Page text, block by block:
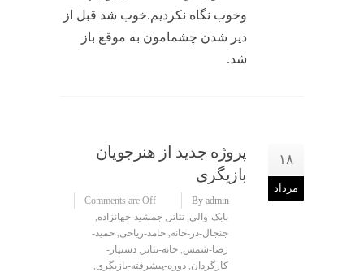
وخوب نگاه نکردیم.خوب شد قبل از
دیر شدن چشمامون به موقع باز
شد.
۱۸
مرداد
پروژه جدید از هنرجویان
بازیگری
By admin
Comments are Off
بابک-والی, تئاتر , جمشید-جهانزاده,
جنجال-در-خانه, حامد-ریاحی, حمید-
رضا-شمس, خانه-تئاتر , دستیار-
کارگردان, دوره-پیشرفته-بازیگری,